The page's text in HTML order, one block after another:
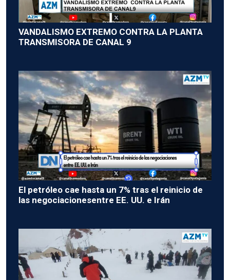
VANDALISMO EXTREMO CONTRA LA PLANTA
TRANSMISORA DE CANAL 9
El petróleo cae hasta un 7% tras el reinicio de
las negociacionesentre EE. UU. e Irán